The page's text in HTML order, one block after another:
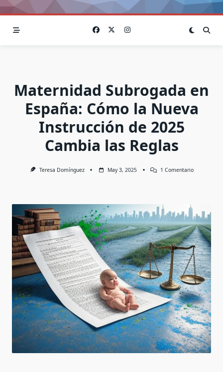
Maternidad Subrogada en
España: Cómo la Nueva
Instrucción de 2025
Cambia las Reglas
Teresa Domínguez May 3, 2025 1 ComentarioEn
La
Nueva
Instrucción
De
2025
Cambia
Las
Reglas